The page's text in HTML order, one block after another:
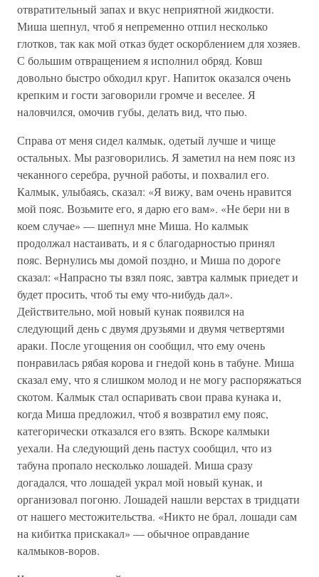
отвратительный запах и вкус неприятной жидкости.
Миша шепнул, чтоб я непременно отпил несколько
глотков, так как мой отказ будет оскорблением для хозяев.
С большим отвращением я исполнил обряд. Ковш
довольно быстро обходил круг. Напиток оказался очень
крепким и гости заговорили громче и веселее. Я
наловчился, омочив губы, делать вид, что пью.
Справа от меня сидел калмык, одетый лучше и чище
остальных. Мы разговорились. Я заметил на нем пояс из
чеканного серебра, ручной работы, и похвалил его.
Калмык, улыбаясь, сказал: «Я вижу, вам очень нравится
мой пояс. Возьмите его, я дарю его вам». «Не бери ни в
коем случае» — шепнул мне Миша. Но калмык
продолжал настаивать, и я с благодарностью принял
пояс. Вернулись мы домой поздно, и Миша по дороге
сказал: «Напрасно ты взял пояс, завтра калмык приедет и
будет просить, чтоб ты ему что-нибудь дал».
Действительно, мой новый кунак появился на
следующий день с двумя друзьями и двумя четвертями
араки. После угощения он сообщил, что ему очень
понравилась рябая корова и гнедой конь в табуне. Миша
сказал ему, что я слишком молод и не могу распоряжаться
скотом. Калмык стал оспаривать свои права кунака и,
когда Миша предложил, чтоб я возвратил ему пояс,
категорически отказался его взять. Вскоре калмыки
уехали. На следующий день пастух сообщил, что из
табуна пропало несколько лошадей. Миша сразу
догадался, что лошадей украл мой новый кунак, и
организовал погоню. Лошадей нашли верстах в тридцати
от нашего местожительства. «Никто не брал, лошади сам
на кибитка прискакал» — обычное оправдание
калмыков-воров.